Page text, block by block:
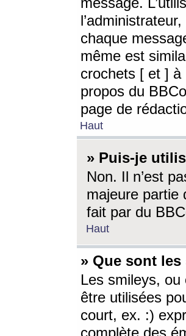
chaque
même est
crochets [ et ] à
propos du
page de
Haut
» Puis-je
Non. Il n’est
majeure partie
fait par du
Haut
» Que sont
Les smileys,
être utilisées
court, ex. :)